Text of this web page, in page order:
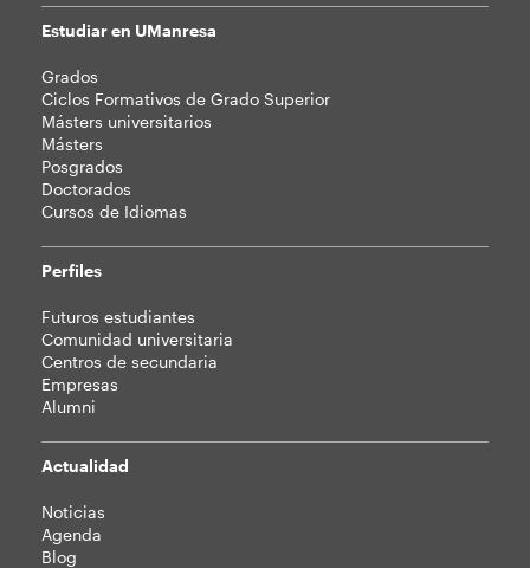
Mapa
web
Estudiar en UManresa
Grados
Ciclos Formativos de Grado Superior
Másters universitarios
Másters
Posgrados
Doctorados
Cursos de Idiomas
Perfiles
Futuros estudiantes
Comunidad universitaria
Centros de secundaria
Empresas
Alumni
Actualidad
Noticias
Agenda
Blog